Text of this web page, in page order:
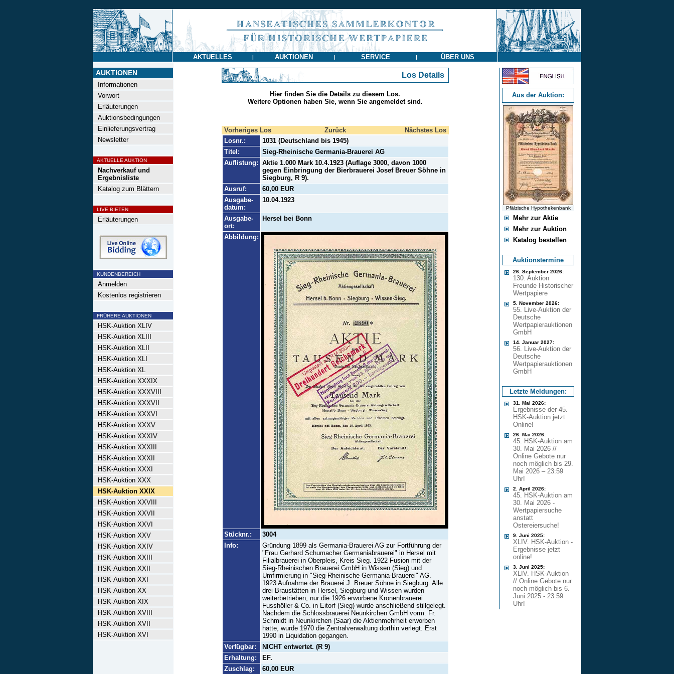
AKTUELLES | AUKTIONEN | SERVICE | ÜBER UNS
AUKTIONEN
Informationen
Vorwort
Erläuterungen
Auktionsbedingungen
Einlieferungsvertrag
Newsletter
AKTUELLE AUKTION
Nachverkauf und
Ergebnisliste
Katalog zum Blättern
LIVE BIETEN
Erläuterungen
KUNDENBEREICH
Anmelden
Kostenlos registrieren
FRÜHERE AUKTIONEN
HSK-Auktion XLIV
HSK-Auktion XLIII
HSK-Auktion XLII
HSK-Auktion XLI
HSK-Auktion XL
HSK-Auktion XXXIX
HSK-Auktion XXXVIII
HSK-Auktion XXXVII
HSK-Auktion XXXVI
HSK-Auktion XXXV
HSK-Auktion XXXIV
HSK-Auktion XXXIII
HSK-Auktion XXXII
HSK-Auktion XXXI
HSK-Auktion XXX
HSK-Auktion XXIX
HSK-Auktion XXVIII
HSK-Auktion XXVII
HSK-Auktion XXVI
HSK-Auktion XXV
HSK-Auktion XXIV
HSK-Auktion XXIII
HSK-Auktion XXII
HSK-Auktion XXI
HSK-Auktion XX
HSK-Auktion XIX
HSK-Auktion XVIII
HSK-Auktion XVII
HSK-Auktion XVI
Los Details
Hier finden Sie die Details zu diesem Los.
Weitere Optionen haben Sie, wenn Sie angemeldet sind.
Vorheriges Los Zurück
Nächstes Los
Losnr.:
1031 (Deutschland bis 1945)
Titel:
Sieg-Rheinische Germania-Brauerei AG
Auflistung: Aktie 1.000 Mark 10.4.1923 (Auflage 3000, davon 1000
gegen Einbringung der Bierbrauerei Josef Breuer Söhne in
Siegburg, R 9).
Ausruf:
60,00 EUR
Ausgabe-
datum:
10.04.1923
Ausgabe-
ort:
Hersel bei Bonn
Abbildung:
Stücknr.:
3004
Info:
Gründung 1899 als Germania-Brauerei AG zur Fortführung der
"Frau Gerhard Schumacher Germaniabrauerei" in Hersel mit
Filialbrauerei in Oberpleis, Kreis Sieg. 1922 Fusion mit der
Sieg-Rheinischen Brauerei GmbH in Wissen (Sieg) und
Umfirmierung in "Sieg-Rheinische Germania-Brauerei" AG.
1923 Aufnahme der Brauerei J. Breuer Söhne in Siegburg. Alle
drei Braustätten in Hersel, Siegburg und Wissen wurden
weiterbetrieben, nur die 1926 erworbene Kronenbrauerei
Fusshöller & Co. in Eitorf (Sieg) wurde anschließend stillgelegt.
Nachdem die Schlossbrauerei Neunkirchen GmbH vorm. Fr.
Schmidt in Neunkirchen (Saar) die Aktienmehrheit erworben
hatte, wurde 1970 die Zentralverwaltung dorthin verlegt. Erst
1990 in Liquidation gegangen.
Verfügbar:
NICHT entwertet. (R 9)
Erhaltung:
EF.
Zuschlag:
60,00 EUR
Aus der Auktion:
Pfälzische Hypothekenbank
Mehr zur Aktie
Mehr zur Auktion
Katalog bestellen
Auktionstermine
26. September 2026:
130. Auktion
Freunde Historischer
Wertpapiere
5. November 2026:
55. Live-Auktion der
Deutsche
Wertpapierauktionen
GmbH
14. Januar 2027:
56. Live-Auktion der
Deutsche
Wertpapierauktionen
GmbH
Letzte Meldungen:
31. Mai 2026:
Ergebnisse der 45.
HSK-Auktion jetzt
Online!
26. Mai 2026:
45. HSK-Auktion am
30. Mai 2026 //
Online Gebote nur
noch möglich bis 29.
Mai 2026 – 23:59
Uhr!
2. April 2026:
45. HSK-Auktion am
30. Mai 2026 -
Wertpapiersuche
anstatt
Ostereiersuche!
9. Juni 2025:
XLIV. HSK-Auktion -
Ergebnisse jetzt
online!
3. Juni 2025:
XLIV. HSK-Auktion
// Online Gebote nur
noch möglich bis 6.
Juni 2025 - 23:59
Uhr!